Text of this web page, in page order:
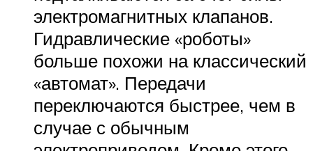
электромагнитных клапанов.
Гидравлические «роботы»
больше похожи на классический
«автомат». Передачи
переключаются быстрее, чем в
случае с обычным